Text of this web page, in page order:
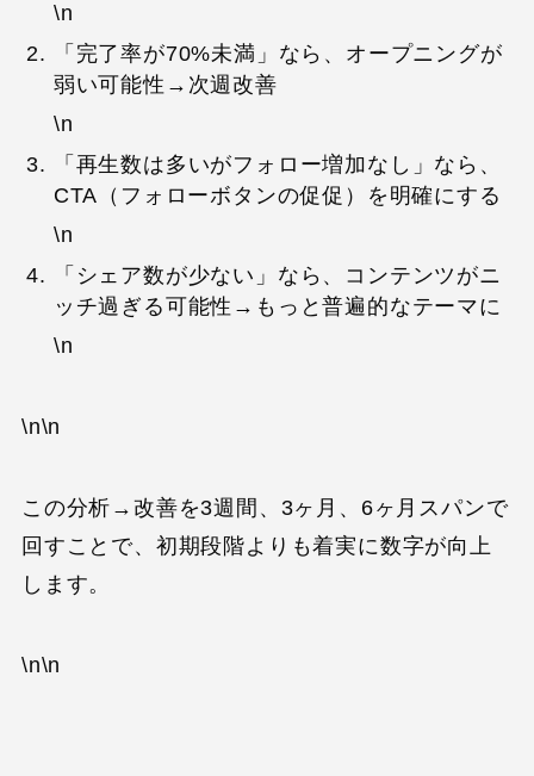
\n
「完了率が70%未満」なら、オープニングが
弱い可能性→次週改善
\n
「再生数は多いがフォロー増加なし」なら、
CTA（フォローボタンの促促）を明確にする
\n
「シェア数が少ない」なら、コンテンツがニ
ッチ過ぎる可能性→もっと普遍的なテーマに
\n
\n\n
この分析→改善を3週間、3ヶ月、6ヶ月スパンで
回すことで、初期段階よりも着実に数字が向上
します。
\n\n